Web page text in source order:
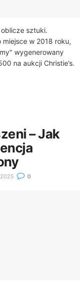
sztuki.
miejsce w 2018 roku,
wygenerowany
na aukcji Christie’s.
– Jak
0